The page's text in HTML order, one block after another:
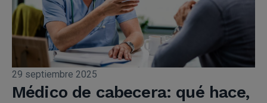
29 septiembre 2025
Médico de cabecera: qué hace,